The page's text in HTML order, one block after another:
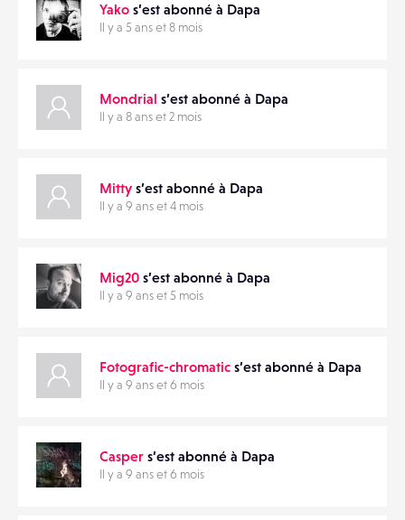
ÉVÉNEMENTS
Yako s’est abonné à Dapa
Il y a 5 ans et 8 mois
Mondrial s’est abonné à Dapa
Il y a 8 ans et 2 mois
Mitty s’est abonné à Dapa
Il y a 9 ans et 4 mois
Mig20 s’est abonné à Dapa
Il y a 9 ans et 5 mois
Fotografic-chromatic s’est abonné à Dapa
Il y a 9 ans et 6 mois
Casper s’est abonné à Dapa
Il y a 9 ans et 6 mois